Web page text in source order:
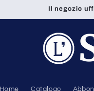
Il negozio
Home Catalogo